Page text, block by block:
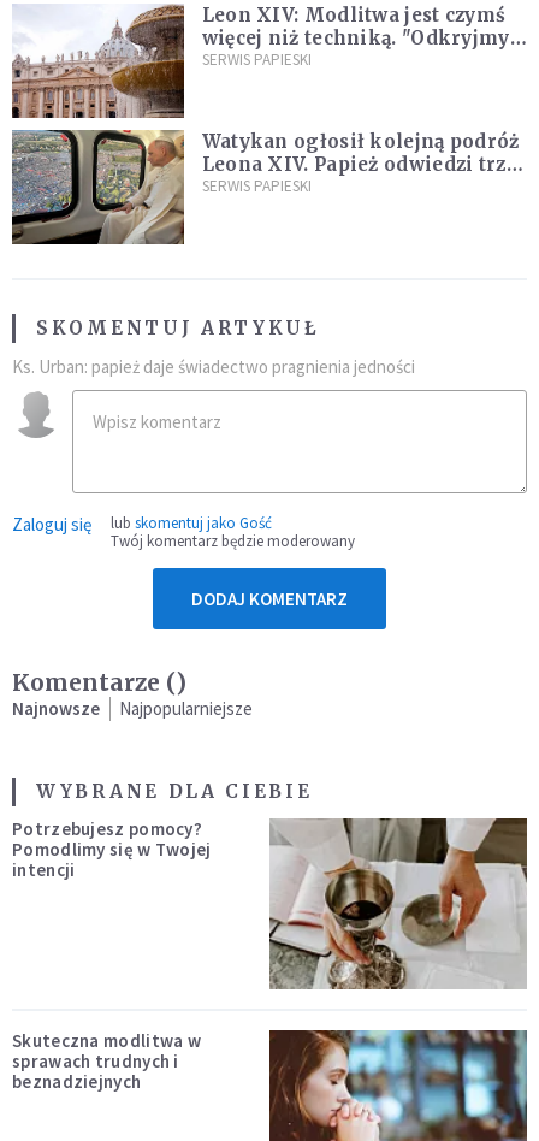
Leon XIV: Modlitwa jest czymś
więcej niż techniką. "Odkryjmy
ją na nowo"
SERWIS PAPIESKI
Watykan ogłosił kolejną podróż
Leona XIV. Papież odwiedzi trzy
kraje Ameryki Południowej
SERWIS PAPIESKI
SKOMENTUJ ARTYKUŁ
Ks. Urban: papież daje świadectwo pragnienia jedności
Zaloguj się lub skomentuj jako Gość
Twój komentarz będzie moderowany
DODAJ KOMENTARZ
Komentarze ()
Najnowsze Najpopularniejsze
WYBRANE DLA CIEBIE
Potrzebujesz pomocy?
Pomodlimy się w Twojej
intencji
Skuteczna modlitwa w
sprawach trudnych i
beznadziejnych